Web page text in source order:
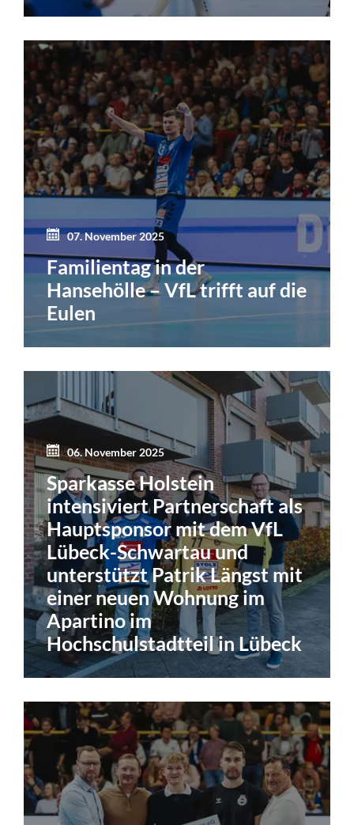
07. November 2025
Familientag in der
Hansehölle – VfL trifft auf die
Eulen
06. November 2025
Sparkasse Holstein
intensiviert Partnerschaft als
Hauptsponsor mit dem VfL
Lübeck-Schwartau und
unterstützt Patrik Längst mit
einer neuen Wohnung im
Apartino im
Hochschulstadtteil in Lübeck